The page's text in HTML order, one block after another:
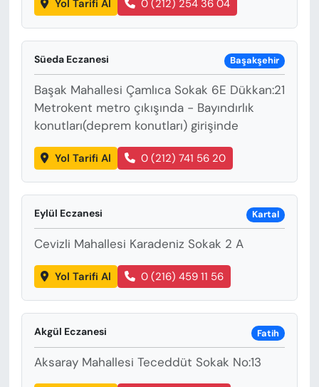
Yol Tarifi Al 0 (212) 254 36 04
Süeda Eczanesi Başakşehir
Başak Mahallesi Çamlıca Sokak 6E Dükkan:21
Metrokent metro çıkışında - Bayındırlık
konutları(deprem konutları) girişinde
Yol Tarifi Al 0 (212) 741 56 20
Eylül Eczanesi Kartal
Cevizli Mahallesi Karadeniz Sokak 2 A
Yol Tarifi Al 0 (216) 459 11 56
Akgül Eczanesi Fatih
Aksaray Mahallesi Teceddüt Sokak No:13